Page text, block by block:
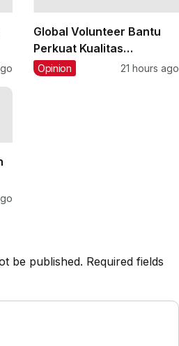
Global Volunteer Bantu
Perkuat Kualitas
Pendidikan di Cilegon
Opinion 21 hours ago
be published. Required fields